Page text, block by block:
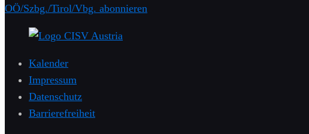
OÖ/Szbg./Tirol/Vbg. abonnieren
Kalender
Impressum
Datenschutz
Barrierefreiheit